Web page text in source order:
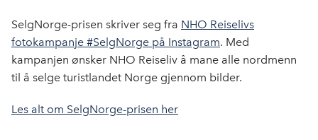
SelgNorge-prisen skriver seg fra NHO Reiselivs
fotokampanje #SelgNorge på Instagram. Med
kampanjen ønsker NHO Reiseliv å mane alle nordmenn
til å selge turistlandet Norge gjennom bilder.
Les alt om SelgNorge-prisen her